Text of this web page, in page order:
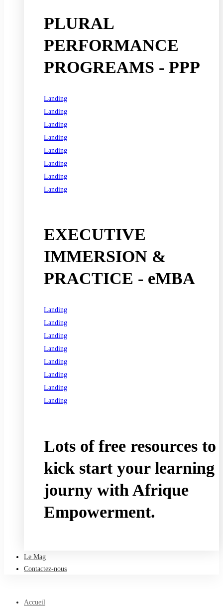
PLURAL
PERFORMANCE
PROGREAMS - PPP
Landing
Landing
Landing
Landing
Landing
Landing
Landing
Landing
EXECUTIVE
IMMERSION &
PRACTICE - eMBA
Landing
Landing
Landing
Landing
Landing
Landing
Landing
Landing
Lots of free resources to
kick start your learning
journy with Afrique
Empowerment.
Le Mag
Contactez-nous
Accueil